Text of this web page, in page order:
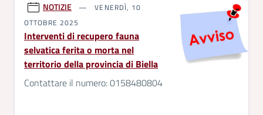
NOTIZIE
VENERDÌ, 10
OTTOBRE 2025
Interventi di recupero fauna
selvatica ferita o morta nel
territorio della provincia di Biella
Contattare il numero: 0158480804